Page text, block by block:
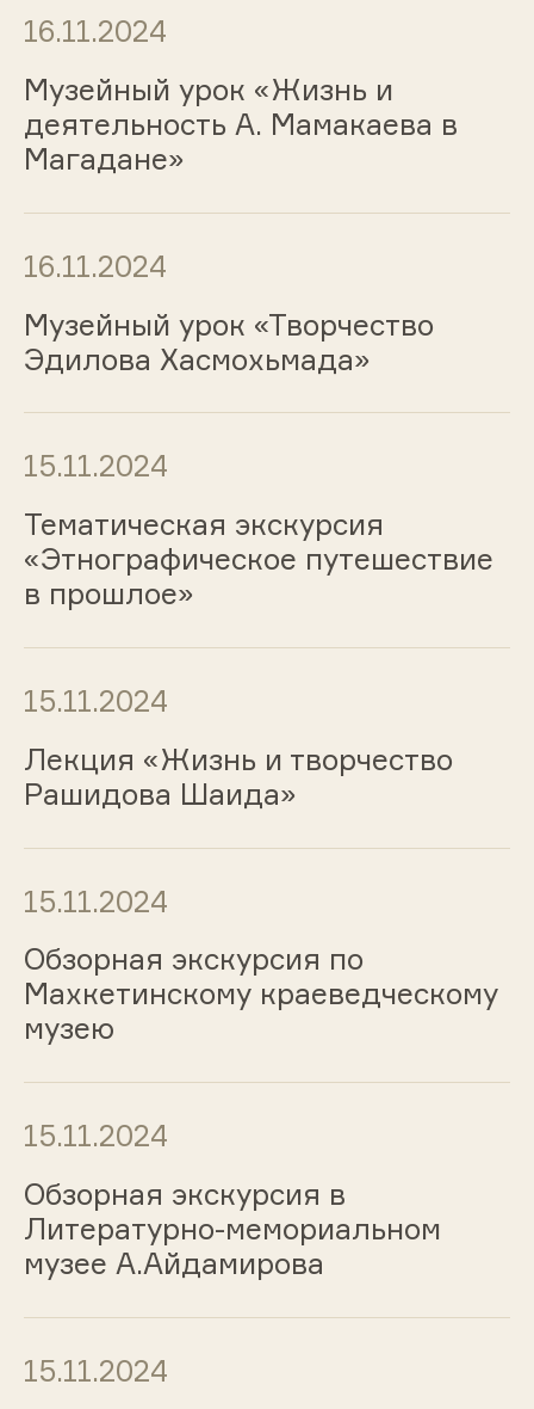
16.11.2024
Музейный урок «Жизнь и
деятельность А. Мамакаева в
Магадане»
16.11.2024
Музейный урок «Творчество
Эдилова Хасмохьмада»
15.11.2024
Тематическая экскурсия
«Этнографическое путешествие
в прошлое»
15.11.2024
Лекция «Жизнь и творчество
Рашидова Шаида»
15.11.2024
Обзорная экскурсия по
Махкетинскому краеведческому
музею
15.11.2024
Обзорная экскурсия в
Литературно-мемориальном
музее А.Айдамирова
15.11.2024